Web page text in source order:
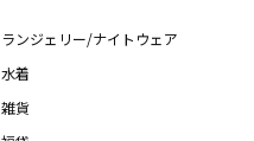
ランジェリー/ナイトウェア
水着
雑貨